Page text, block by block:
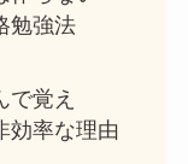
勉強法
で覚え
効率な理由